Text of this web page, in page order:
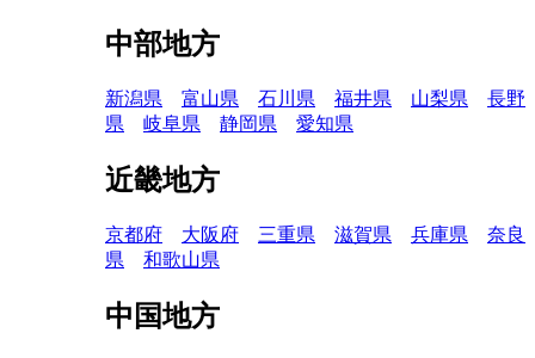
中部地方
新潟県 富山県 石川県 福井県 山梨県
長野
県
岐阜県 静岡県 愛知県
近畿地方
京都府 大阪府 三重県 滋賀県 兵庫県
奈良
県
和歌山県
中国地方